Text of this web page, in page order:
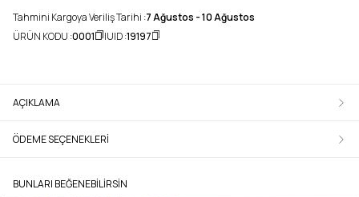
Tahmini Kargoya Veriliş Tarihi :7 Ağustos - 10 Ağustos
ÜRÜN KODU :0001 UID :19197
AÇIKLAMA
ÖDEME SEÇENEKLERI
BUNLARI BEĞENEBILIRSIN